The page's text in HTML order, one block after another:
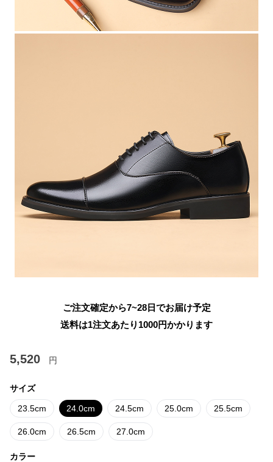
ご注文確定から7~28日でお届け予定
送料は1注文あたり 1000円かかります
5,520 円
サイズ
23.5cm 24.0cm 24.5cm 25.0cm 25.5cm
26.0cm 26.5cm 27.0cm
カラー